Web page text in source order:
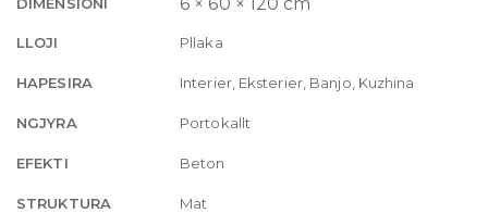
x
120
LLOJI Pllaka
HAPESIRA Interier, Eksterier, Banjo, Kuzhina
NGJYRA Portokallt
EFEKTI Beton
STRUKTURA Mat